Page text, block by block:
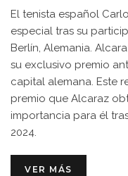
El tenista español
especial tras su
Berlín, Alemania.
su exclusivo premio
capital alemana. Este
premio que Alcaraz
importancia para él
2024.
VER MÁS